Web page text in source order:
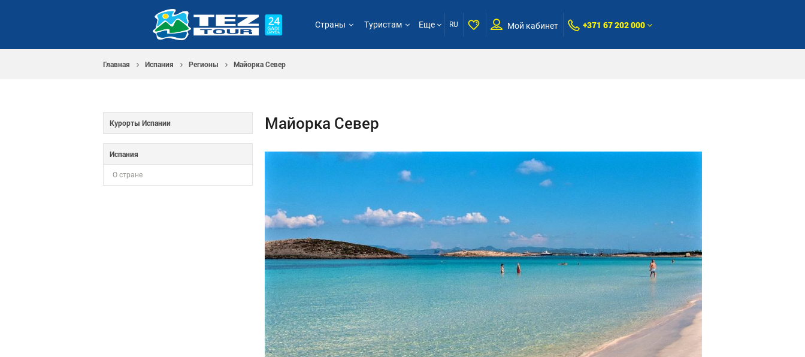
Страны Туристам Еще RU Мой кабинет +371 67 202 000
Главная Испания Регионы Майорка Север
Курорты Испании
Испания
О стране
Майорка Север